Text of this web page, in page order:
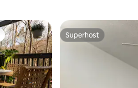
dos hóspedes Superhost
Superhost